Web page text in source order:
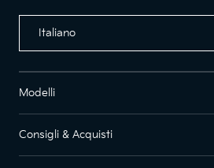
Italiano
Modelli
Consigli & Acquisti